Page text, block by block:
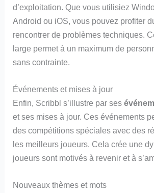
d’exploitation. Que vous utilisiez
Android ou iOS, vous pouvez profiter
rencontrer de problèmes techniques.
large permet à un maximum de
sans contrainte.
Événements et mises à jour
Enfin, Scribbl s’illustre par ses
et ses mises à jour. Ces événements
des compétitions spéciales avec des
les meilleurs joueurs. Cela crée une
joueurs sont motivés à revenir et à
Nouveaux thèmes et mots